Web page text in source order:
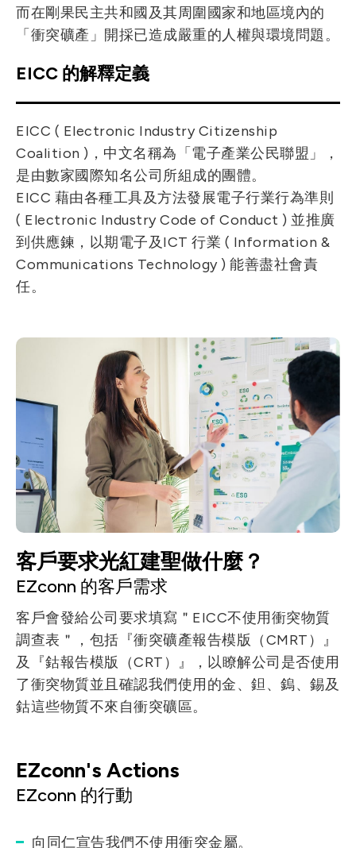
而在剛果民主共和國及其周圍國家和地區境內的
「衝突礦產」開採已造成嚴重的人權與環境問題。
EICC 的解釋定義
EICC ( Electronic Industry Citizenship
Coalition )，中文名稱為「電子產業公民聯盟」，
是由數家國際知名公司所組成的團體。
EICC 藉由各種工具及方法發展電子行業行為準則
( Electronic Industry Code of Conduct ) 並推廣
到供應鍊，以期電子及ICT 行業 ( Information &
Communications Technology ) 能善盡社會責
任。
客戶要求光紅建聖做什麼？
EZconn 的客戶需求
客戶會發給公司要求填寫＂EICC不使用衝突物質
調查表＂，包括『衝突礦產報告模版（CMRT）』
及『鈷報告模版（CRT）』，以瞭解公司是否使用
了衝突物質並且確認我們使用的金、鉭、鎢、錫及
鈷這些物質不來自衝突礦區。
EZconn's Actions
EZconn 的行動
向同仁宣告我們不使用衝突金屬。